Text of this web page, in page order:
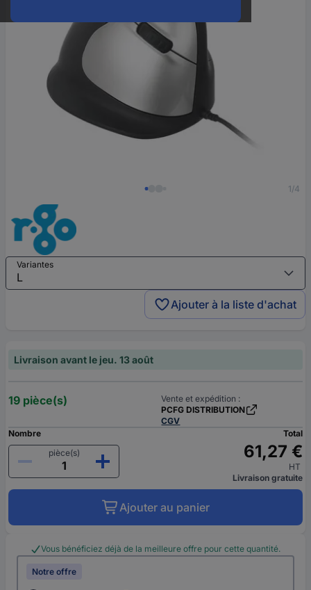
1/4
Variantes
Ajouter à la liste d'achat
Livraison avant le jeu. 13 août
19 pièce(s)
Vente et expédition :
PCFG DISTRIBUTION
CGV
Nombre
pièce(s)
Total
61,27 €
HT
Livraison gratuite
Ajouter au panier
Vous bénéficiez déjà de la meilleure offre pour cette quantité.
Notre offre